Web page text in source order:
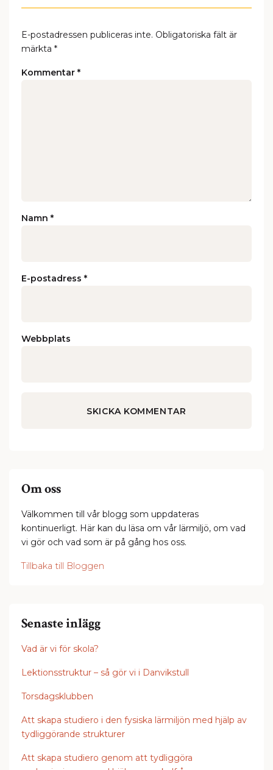
E-postadressen publiceras inte. Obligatoriska fält är
märkta *
Kommentar *
Namn *
E-postadress *
Webbplats
Om oss
Välkommen till vår blogg som uppdateras
kontinuerligt. Här kan du läsa om vår lärmiljö, om vad
vi gör och vad som är på gång hos oss.
Tillbaka till Bloggen
Senaste inlägg
Vad är vi för skola?
Lektionsstruktur – så gör vi i Danvikstull
Torsdagsklubben
Att skapa studiero i den fysiska lärmiljön med hjälp av
tydliggörande strukturer
Att skapa studiero genom att tydliggöra